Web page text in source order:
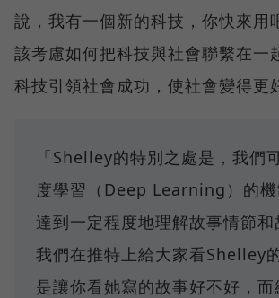
說，我有一個新的科技，你快來用
該考慮如何把科技與社會聯繫在一
科技引領社會成功，使社會變得更
「Shelley的特別之處是，我們
度學習（Deep Learning）的機
達到一定程度地理解故事情節和
我們在推特上給大家看Shelley
是讓你看她寫的故事好不好，而